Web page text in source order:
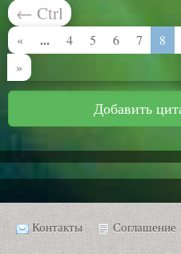
← Ctrl
« ... 4 5 6 7 8
»
Добавить
Контакты Соглашение